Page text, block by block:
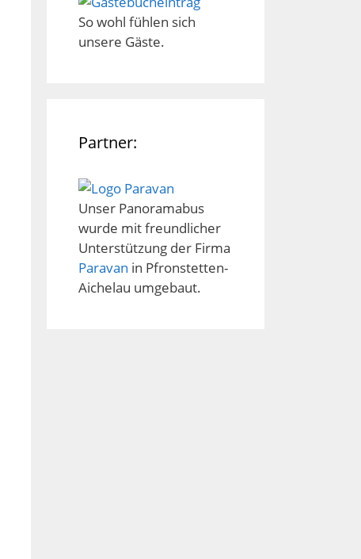
So wohl fühlen sich
unsere Gäste.
Partner:
Unser Panoramabus
wurde mit freundlicher
Unterstützung der Firma
Paravan in Pfronstetten-
Aichelau umgebaut.